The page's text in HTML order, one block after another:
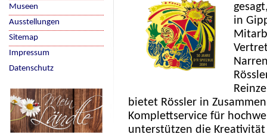
in
bietet Rössler in
Komplettservice für
unterstützen die
Museen
Ausstellungen
Sitemap
Impressum
Datenschutz